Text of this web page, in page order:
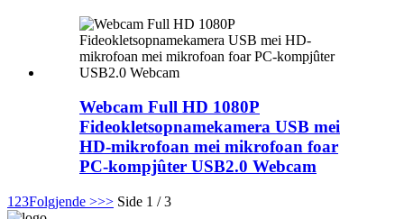
Webcam Full HD 1080P
Fideokletsopnamekamera USB mei
HD-mikrofoan mei mikrofoan foar
PC-kompjûter USB2.0 Webcam
1 23Folgjende >>> Side 1 / 3